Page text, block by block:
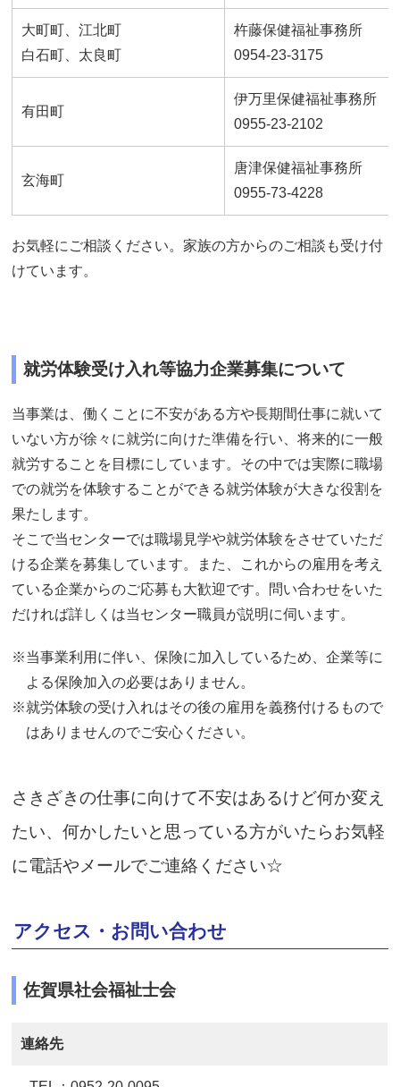
大町町、江北町
白石町、太良町
杵藤保健福祉事務所
0954-23-3175
有田町
伊万里保健福祉事務所
0955-23-2102
玄海町
唐津保健福祉事務所
0955-73-4228
お気軽にご相談ください。家族の方からのご相談も受け付
けています。
就労体験受け入れ等協力企業募集について
当事業は、働くことに不安がある方や長期間仕事に就いて
いない方が徐々に就労に向けた準備を行い、将来的に一般
就労することを目標にしています。その中では実際に職場
での就労を体験することができる就労体験が大きな役割を
果たします。
そこで当センターでは職場見学や就労体験をさせていただ
ける企業を募集しています。また、これからの雇用を考え
ている企業からのご応募も大歓迎です。問い合わせをいた
だければ詳しくは当センター職員が説明に伺います。
※当事業利用に伴い、保険に加入しているため、企業等に
よる保険加入の必要はありません。
※就労体験の受け入れはその後の雇用を義務付けるもので
はありませんのでご安心ください。
さきざきの仕事に向けて不安はあるけど何か変え
たい、何かしたいと思っている方がいたらお気軽
に電話やメールでご連絡ください☆
アクセス・お問い合わせ
佐賀県社会福祉士会
連絡先